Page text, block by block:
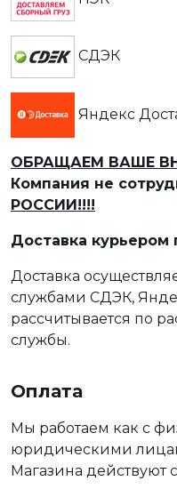
СДЭК
Яндекс
ОБРАЩАЕМ ВАШЕ
Компания не
РОССИИ!!!!
Доставка курьером
Доставка
службами СДЭК,
рассчитывается по
службы.
Оплата
Мы работаем как с
юридическими
Магазина действуют